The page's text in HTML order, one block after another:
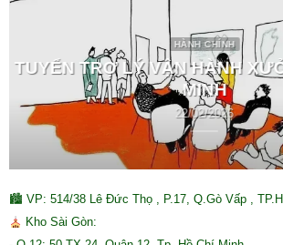
HÀNH CHÍNH
TUYỂN TRỢ LÝ VẬN HÀNH
MINH
22/02/2026
🏙 VP: 514/38 Lê Đức Thọ , P.17, Q.Gò Vấp ,
Kho Sài Gòn: